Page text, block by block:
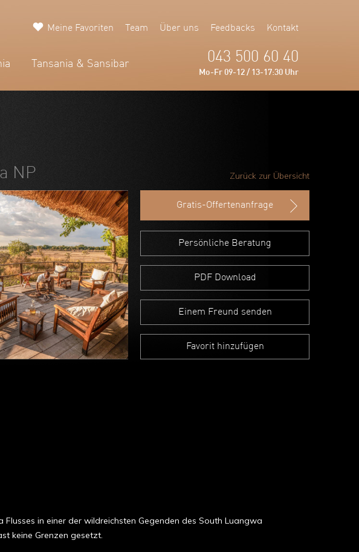
Tansania & Sansibar
Meine Favoriten Team Über uns Feedbacks Kontakt
043 500 60 40
Mo-Fr 09-12 / 13-17:30 Uhr
Zurück zur Übersicht
NP
Gratis-Offertenanfrage
Persönliche Beratung
PDF Download
Einem Freund senden
Favorit hinzufügen
in einer der wildreichsten Gegenden des South Luangwa
keine Grenzen gesetzt.